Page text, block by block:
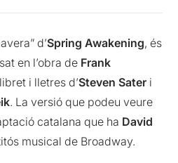
d’Spring Awakening, és
en l’obra de Frank
i lletres d’Steven Sater i
. La versió que podeu veure
catalana que ha David
musical de Broadway.